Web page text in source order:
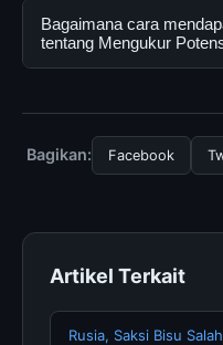
dapat menggunakannya
resmi dan mengikuti
Ya, Mengukur Potensi
diakses secara gratis
biaya tersembunyi atau
Bagaimana cara
tentang Mengukur
mengunjungi halaman
selalu memperbarui
Bagikan: Facebook
Artikel Terkait
Rusia, Saksi Bisu